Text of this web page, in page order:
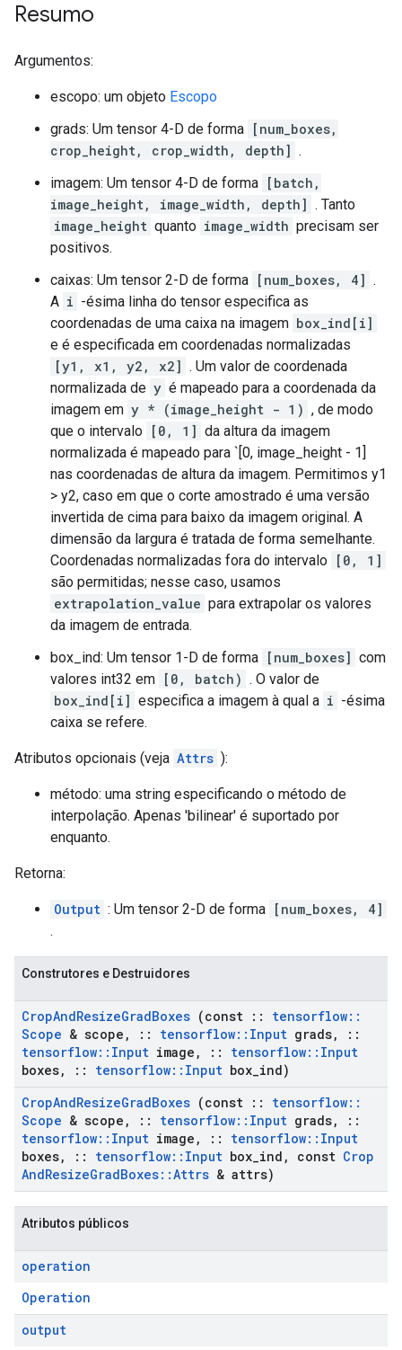
Resumo
Argumentos:
escopo: um objeto Escopo
grads: Um tensor 4-D de forma [num_boxes,
crop_height, crop_width, depth] .
imagem: Um tensor 4-D de forma [batch,
image_height, image_width, depth] . Tanto
image_height quanto image_width precisam ser
positivos.
caixas: Um tensor 2-D de forma [num_boxes, 4] .
A i -ésima linha do tensor especifica as
coordenadas de uma caixa na imagem box_ind[i]
e é especificada em coordenadas normalizadas
[y1, x1, y2, x2] . Um valor de coordenada
normalizada de y é mapeado para a coordenada da
imagem em y * (image_height - 1) , de modo
que o intervalo [0, 1] da altura da imagem
normalizada é mapeado para `[0, image_height - 1]
nas coordenadas de altura da imagem. Permitimos y1
> y2, caso em que o corte amostrado é uma versão
invertida de cima para baixo da imagem original. A
dimensão da largura é tratada de forma semelhante.
Coordenadas normalizadas fora do intervalo [0, 1]
são permitidas; nesse caso, usamos
extrapolation_value para extrapolar os valores
da imagem de entrada.
box_ind: Um tensor 1-D de forma [num_boxes] com
valores int32 em [0, batch) . O valor de
box_ind[i] especifica a imagem à qual a i -ésima
caixa se refere.
Atributos opcionais (veja Attrs ):
método: uma string especificando o método de
interpolação. Apenas 'bilinear' é suportado por
enquanto.
Retorna:
Output : Um tensor 2-D de forma [num_boxes, 4]
.
Construtores e Destruidores
CropAndResizeGradBoxes (const :: tensorflow::
Scope & scope , :: tensorflow:: Input grads,
::
tensorflow:: Input image , :: tensorflow:: Input
boxes, :: tensorflow:: Input box ind)
CropAndResizeGradBoxes (const :: tensorflow::
Scope & scope , :: tensorflow:: Input grads,
::
tensorflow:: Input image , :: tensorflow:: Input
boxes, :: tensorflow:: Input box ind , const Crop
AndResizeGradBoxes::Attrs & attrs)
Atributos públicos
operation
Operation
output